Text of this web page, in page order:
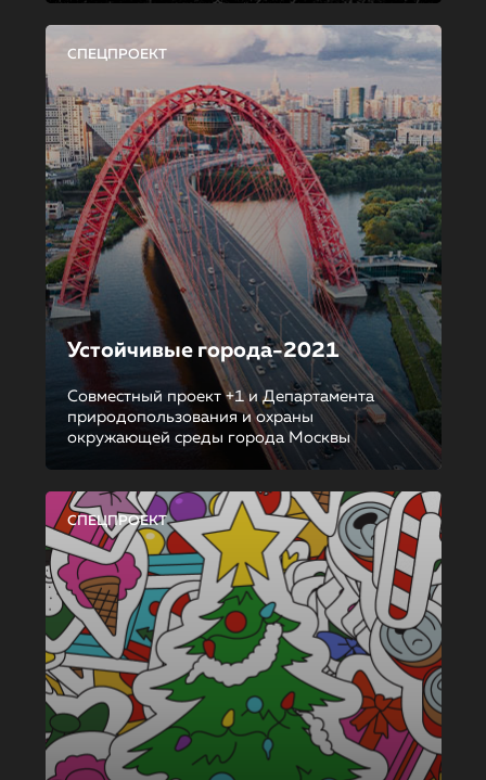
СПЕЦПРОЕКТ
Устойчивые города-2021
Совместный проект +1 и Департамента
природопользования и охраны
окружающей среды города Москвы
СПЕЦПРОЕКТ